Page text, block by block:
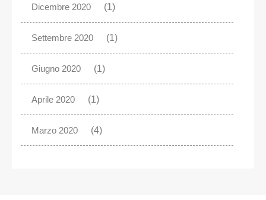
Dicembre 2020 (1)
Settembre 2020 (1)
Giugno 2020 (1)
Aprile 2020 (1)
Marzo 2020 (4)